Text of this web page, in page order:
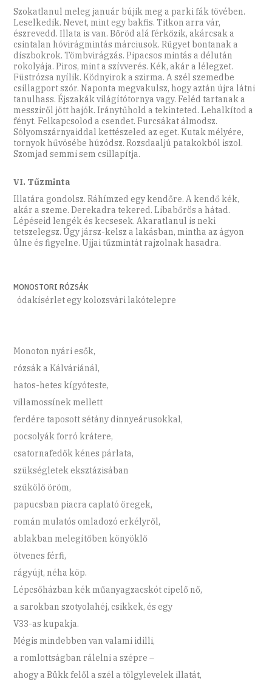
Szokatlanul meleg január bújik meg a parki fák tövében.
Leselkedik. Nevet, mint egy bakfis. Titkon arra vár,
észrevedd. Illata is van. Bőröd alá férkőzik, akárcsak a
csintalan hóvirágmintás márciusok. Rügyet bontanak a
díszbokrok. Tömbvirágzás. Pipacsos mintás a délután
rokolyája. Piros, mint a szívverés. Kék, akár a lélegzet.
Füstrózsa nyílik. Ködnyirok a szirma. A szél szemedbe
csillagport szór. Naponta megvakulsz, hogy aztán újra látni
tanulhass. Éjszakák világítótornya vagy. Feléd tartanak a
messziről jött hajók. Iránytűhold a tekinteted. Lehalkítod a
fényt. Felkapcsolod a csendet. Furcsákat álmodsz.
Sólyomszárnyaiddal kettészeled az eget. Kutak mélyére,
tornyok hűvösébe húzódsz. Rozsdaaljú patakokból iszol.
Szomjad semmi sem csillapítja.
VI. Tűzminta
Illatára gondolsz. Ráhímzed egy kendőre. A kendő kék,
akár a szeme. Derekadra tekered. Libabőrös a hátad.
Lépéseid lengék és kecsesek. Akaratlanul is neki
tetszelegsz. Úgy jársz-kelsz a lakásban, mintha az ágyon
ülne és figyelne. Ujjai tűzmintát rajzolnak hasadra.
MONOSTORI RÓZSÁK
ódakísérlet egy kolozsvári lakótelepre
Monoton nyári esők,
rózsák a Kálváriánál,
hatos-hetes kígyóteste,
villamossínek mellett
ferdére taposott sétány dinnyeárusokkal,
pocsolyák forró krátere,
csatornafedők kénes párlata,
szükségletek eksztázisában
szűkölő öröm,
papucsban piacra caplató öregek,
román mulatós omladozó erkélyről,
ablakban melegítőben könyöklő
ötvenes férfi,
rágyújt, néha köp.
Lépcsőházban kék műanyagzacskót cipelő nő,
a sarokban szotyolahéj, csikkek, és egy
V33-as kupakja.
Mégis mindebben van valami idilli,
a romlottságban rálelni a szépre –
ahogy a Bükk felől a szél a tölgylevelek illatát,